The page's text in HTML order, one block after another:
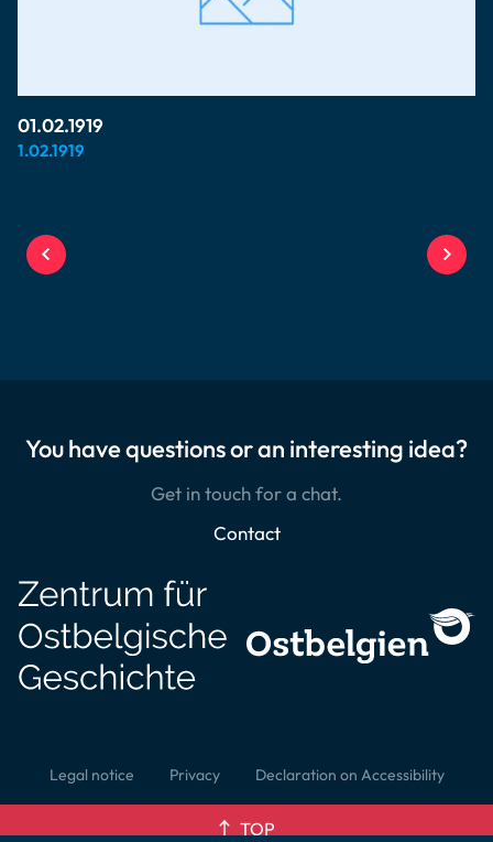
01.02.1919
1.02.1919
You have questions or an interesting idea?
Get in touch for a chat.
Contact
Legal notice Privacy Declaration on Accessibility
TOP